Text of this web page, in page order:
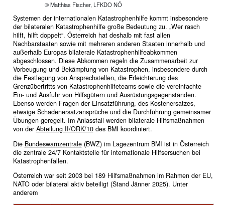
© Matthias Fischer, LFKDO NÖ
Systemen der internationalen Katastrophenhilfe kommt insbesondere
der bilateralen Katastrophenhilfe große Bedeutung zu. „Wer rasch
hilft, hilft doppelt“. Österreich hat deshalb mit fast allen
Nachbarstaaten sowie mit mehreren anderen Staaten innerhalb und
außerhalb Europas bilaterale Katastrophenhilfeabkommen
abgeschlossen. Diese Abkommen regeln die Zusammenarbeit zur
Vorbeugung und Bekämpfung von Katastrophen, insbesondere durch
die Festlegung von Ansprechstellen, die Erleichterung des
Grenzübertritts von Katastrophenhilfeteams sowie die vereinfachte
Ein- und Ausfuhr von Hilfsgütern und Ausrüstungsgegenständen.
Ebenso werden Fragen der Einsatzführung, des Kostenersatzes,
etwaige Schadenersatzansprüche und die Durchführung gemeinsamer
Übungen geregelt. Im Anlassfall werden bilaterale Hilfsmaßnahmen
von der Abteilung II/ORK/10des BMI koordiniert.
Die Bundeswarnzentrale(BWZ) im Lagezentrum BMI ist in Österreich
die zentrale 24/7 Kontaktstelle für internationale Hilfsersuchen bei
Katastrophenfällen.
Österreich war seit 2003 bei 189 Hilfsmaßnahmen im Rahmen der EU,
NATO oder bilateral aktiv beteiligt (Stand Jänner 2025). Unter
anderem